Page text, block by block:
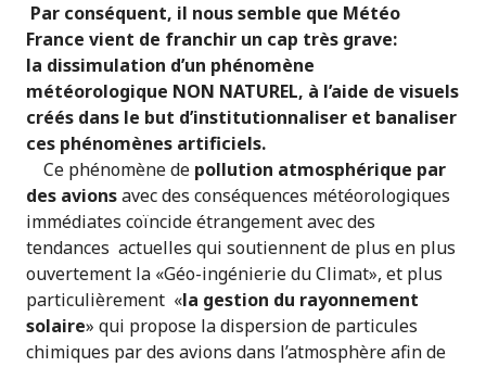
Par conséquent, il nous semble que Météo
France vient de franchir un cap très grave:
la dissimulation d’un phénomène
météorologique NON NATUREL, à l’aide de visuels
créés dans le but d’institutionnaliser et banaliser
ces phénomènes artificiels.
Ce phénomène de pollution atmosphérique par
des avionsavec des conséquences météorologiques
immédiates coïncide étrangement avec des
tendances actuelles qui soutiennent de plus en plus
ouvertement la «Géo-ingénierie du Climat», et plus
particulièrement «la gestion du rayonnement
solaire» qui propose la dispersion de particules
chimiques par des avions dans l’atmosphère afin de